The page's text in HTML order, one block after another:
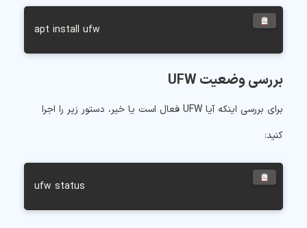
apt install ufw
بررسی وضعیت UFW
برای بررسی اینکه آیا UFW فعال است یا خیر، دستور زیر را اجرا
کنید:
ufw status